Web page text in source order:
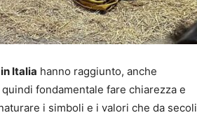
Italia hanno raggiunto, anche
fondamentale fare chiarezza e
i simboli e i valori che da secoli